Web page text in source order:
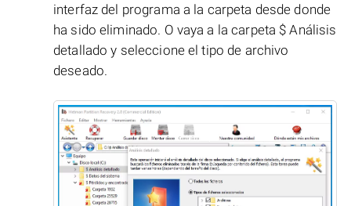
interfaz del programa a la carpeta desde donde
ha sido eliminado. O vaya a la carpeta $ Análisis
detallado y seleccione el tipo de archivo
deseado.